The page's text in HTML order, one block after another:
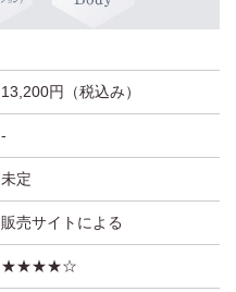
13,200円（税込み）
‐
未定
販売サイトによる
★★★★☆